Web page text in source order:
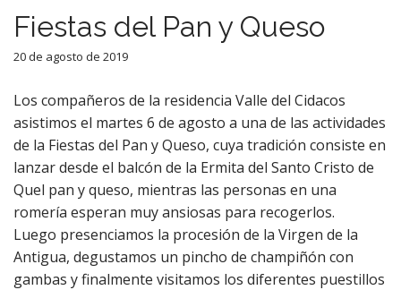
Fiestas del Pan y Queso
20 de agosto de 2019
Los compañeros de la residencia Valle del Cidacos
asistimos el martes 6 de agosto a una de las actividades
de la Fiestas del Pan y Queso, cuya tradición consiste en
lanzar desde el balcón de la Ermita del Santo Cristo de
Quel pan y queso, mientras las personas en una
romería esperan muy ansiosas para recogerlos.
Luego presenciamos la procesión de la Virgen de la
Antigua, degustamos un pincho de champiñón con
gambas y finalmente visitamos los diferentes puestillos